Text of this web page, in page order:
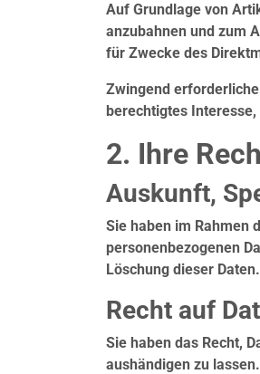
Auf Grundlage von
anzubahnen und zum
für Zwecke des
Zwingend
berechtigtes
2. Ihre
Auskunft,
Sie haben im Rahmen
personenbezogenen
Löschung dieser
Recht auf
Sie haben das Recht,
aushändigen zu